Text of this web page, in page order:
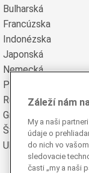
Bulharská
Francúzska
Indonézska
Japonská
Nemecká
Poľská
Rumunská
Grécka
Švédska
Ukrajinská
Záleží nám
My a naši partneri
údaje o
do nich vo
sledovacie
časti „my a naši